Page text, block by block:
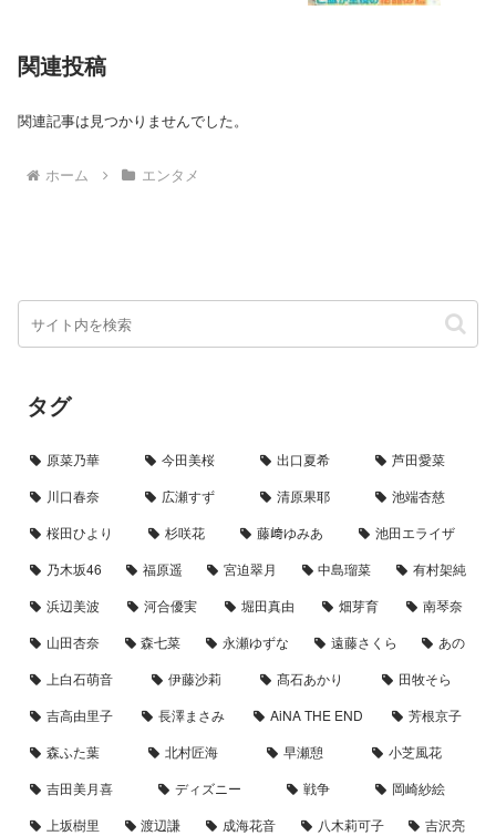
関連投稿
関連記事は見つかりませんでした。
ホーム エンタメ
タグ
原菜乃華 今田美桜 出口夏希
芦田愛菜
川口春奈
広瀬すず 清原果耶
池端杏慈
桜田ひより
杉咲花 藤﨑ゆみあ
池田エライザ
乃木坂46
福原遥 宮迫翠月 中島瑠菜
有村架純
浜辺美波
河合優実 堀田真由 畑芽育
南琴奈
山田杏奈
森七菜 永瀬ゆずな 遠藤さくら
あの
上白石萌音
伊藤沙莉 髙石あかり
田牧そら
吉高由里子
長澤まさみ AiNA THE END
芳根京子
森ふた葉
北村匠海 早瀬憩
小芝風花
吉田美月喜
ディズニー 戦争
岡崎紗絵
上坂樹里
渡辺謙 成海花音 八木莉可子
吉沢亮